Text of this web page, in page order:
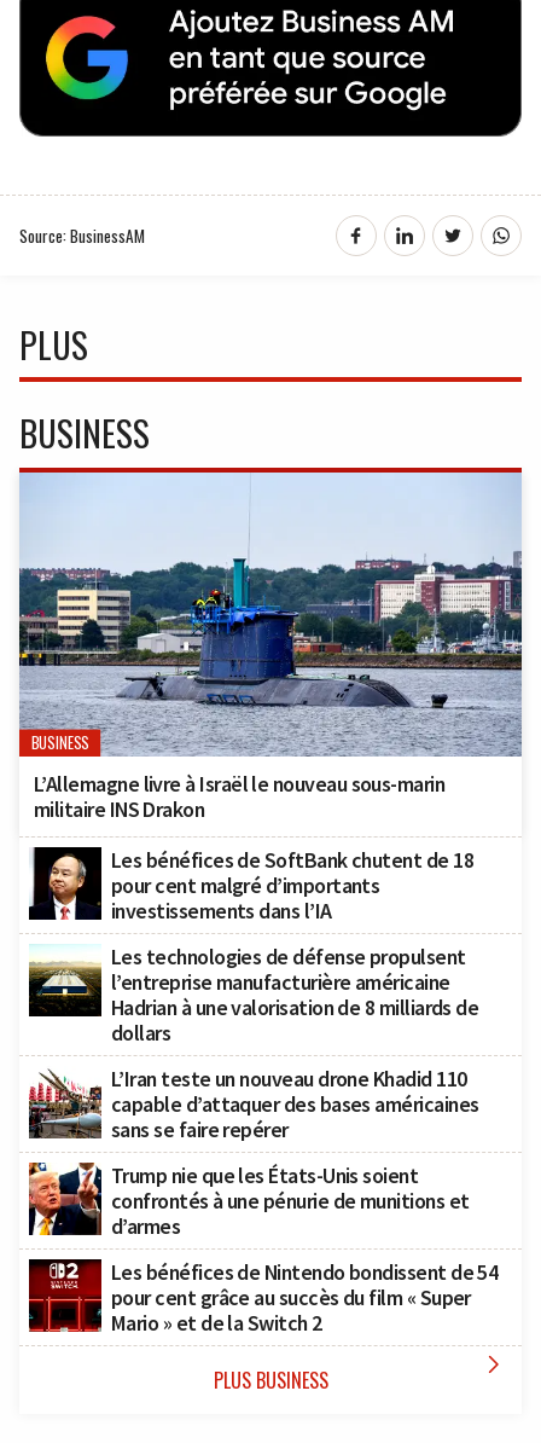
Source: BusinessAM
PLUS
BUSINESS
BUSINESS
L’Allemagne livre à Israël le nouveau sous-marin
militaire INS Drakon
Les bénéfices de SoftBank chutent de 18
pour cent malgré d’importants
investissements dans l’IA
Les technologies de défense propulsent
l’entreprise manufacturière américaine
Hadrian à une valorisation de 8 milliards de
dollars
L’Iran teste un nouveau drone Khadid 110
capable d’attaquer des bases américaines
sans se faire repérer
Trump nie que les États-Unis soient
confrontés à une pénurie de munitions et
d’armes
Les bénéfices de Nintendo bondissent de 54
pour cent grâce au succès du film « Super
Mario » et de la Switch 2
PLUS BUSINESS 